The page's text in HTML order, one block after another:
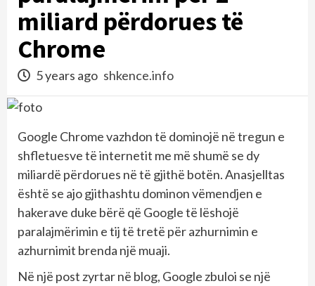
miliard përdorues të
Chrome
5 years ago shkence.info
Google Chrome vazhdon të dominojë në tregun e
shfletuesve të internetit me më shumë se dy
miliardë përdorues në të gjithë botën. Anasjelltas
është se ajo gjithashtu dominon vëmendjen e
hakerave duke bërë që Google të lëshojë
paralajmërimin e tij të tretë për azhurnimin e
azhurnimit brenda një muaji.
Në një post zyrtar në blog, Google zbuloi se një